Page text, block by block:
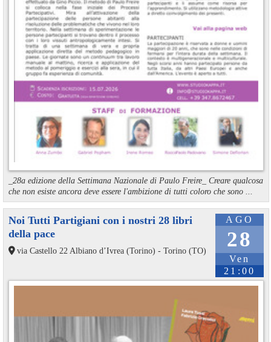
_28a edizione della Settimana Nazionale di Paulo Freire_ Creare qualcosa
che non esiste ancora deve essere l'ambizione di tutti coloro che sono ...
AGO
28
Ven
21:00
Noi Tutti Partigiani con i nostri 28 libri
della pace
via Castello 22 Albiano d’Ivrea (Torino) - Torino (TO)